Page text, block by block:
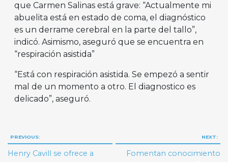
que Carmen Salinas está grave: “Actualmente mi
abuelita está en estado de coma, el diagnóstico
es un derrame cerebral en la parte del tallo”,
indicó. Asimismo, aseguró que se encuentra en
“respiración asistida”
“Está con respiración asistida. Se empezó a sentir
mal de un momento a otro. El diagnostico es
delicado”, aseguró.
Navegación
de
PREVIOUS:
Henry Cavill se ofrece a
NEXT:
Fomentan conocimiento